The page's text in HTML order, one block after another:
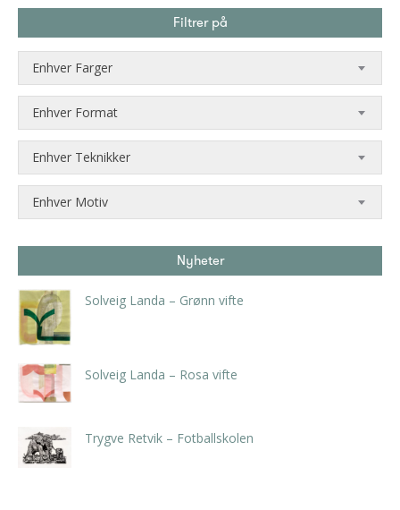
Filtrer på
Enhver Farger
Enhver Format
Enhver Teknikker
Enhver Motiv
Nyheter
Solveig Landa – Grønn vifte
Solveig Landa – Rosa vifte
Trygve Retvik – Fotballskolen